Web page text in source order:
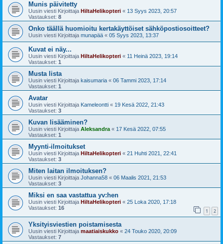
Munis päivitetty
Uusin viesti Kirjoittaja HiltaHelikopteri « 13 Syys 2023, 20:57
Vastaukset: 8
Onko täällä huomioitu kertakäyttöiset sähköpostiosoitteet?
Uusin viesti Kirjoittaja munapää « 05 Syys 2023, 13:37
Kuvat ei näy...
Uusin viesti Kirjoittaja HiltaHelikopteri « 11 Heinä 2023, 19:14
Vastaukset: 1
Musta lista
Uusin viesti Kirjoittaja kaisumaria « 06 Tammi 2023, 17:14
Vastaukset: 1
Avatar
Uusin viesti Kirjoittaja Kameleontti « 19 Kesä 2022, 21:43
Vastaukset: 3
Kuvan lisääminen?
Uusin viesti Kirjoittaja Aleksandra « 17 Kesä 2022, 07:55
Vastaukset: 1
Myynti-ilmoitukset
Uusin viesti Kirjoittaja HiltaHelikopteri « 21 Huhti 2021, 22:41
Vastaukset: 3
Miten laitan ilmoituksen?
Uusin viesti Kirjoittaja Johanna58 « 06 Maalis 2021, 21:53
Vastaukset: 3
Miksi en saa vastattua yv:hen
Uusin viesti Kirjoittaja HiltaHelikopteri « 25 Loka 2020, 17:18
Vastaukset: 16 1 2
Yksityisviestien poistamisesta
Uusin viesti Kirjoittaja maatiaiskukko « 24 Touko 2020, 20:09
Vastaukset: 7